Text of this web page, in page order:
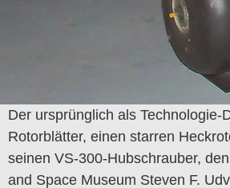
Der ursprünglich als
Rotorblätter, einen starren
seinen VS-300-Hubschrauber,
and Space Museum Steven F.